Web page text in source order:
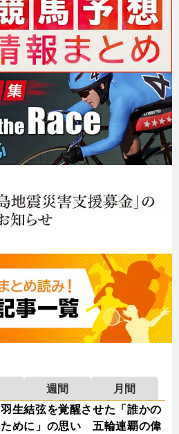
週間
月間
羽生結弦を覚醒させた「誰かの
ために」の思い 五輪連覇の偉